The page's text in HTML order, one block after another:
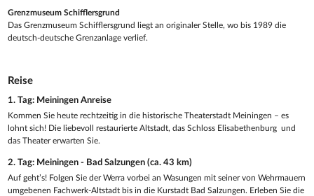
Grenzmuseum Schifflersgrund
Das Grenzmuseum Schifflersgrund liegt an originaler Stelle, wo bis 1989 die
deutsch-deutsche Grenzanlage verlief.
Reise
1. Tag: Meiningen Anreise
Kommen Sie heute rechtzeitig in die historische Theaterstadt Meiningen – es
lohnt sich! Die liebevoll restaurierte Altstadt, das Schloss Elisabethenburg und
das Theater erwarten Sie.
2. Tag: Meiningen - Bad Salzungen (ca. 43 km)
Auf geht’s! Folgen Sie der Werra vorbei an Wasungen mit seiner von Wehrmauern
umgebenen Fachwerk-Altstadt bis in die Kurstadt Bad Salzungen. Erleben Sie die